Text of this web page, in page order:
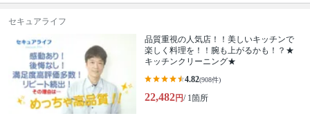
セキュアライフ
品質重視の人気店！！美しいキッチンで
楽しく料理を！！腕も上がるかも！？★
キッチンクリーニング★
4.82(908件)
22,482円/ 1箇所